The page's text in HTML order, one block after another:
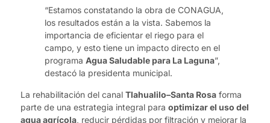
“Estamos constatando la obra de CONAGUA,
los resultados están a la vista. Sabemos la
importancia de eficientar el riego para el
campo, y esto tiene un impacto directo en el
programa Agua Saludable para La Laguna”,
destacó la presidenta municipal.
La rehabilitación del canal Tlahualilo–Santa Rosa forma
parte de una estrategia integral para optimizar el uso del
agua agrícola, reducir pérdidas por filtración y mejorar la